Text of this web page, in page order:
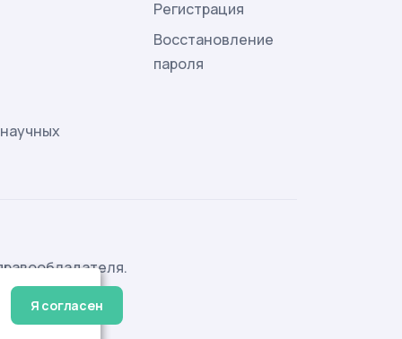
Регистрация
Восстановление
пароля
Я согласен